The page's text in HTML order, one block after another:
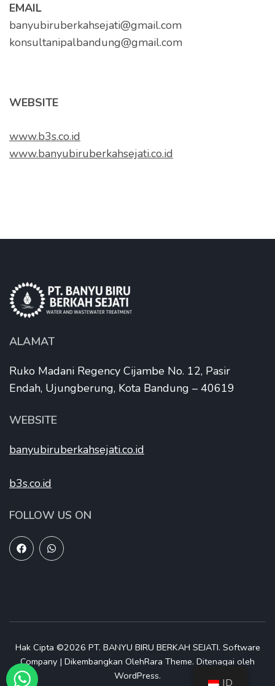
EMAIL
banyubiruberkahsejati@gmail.com
konsultanipalbandung@gmail.com
WEBSITE
www.b3s.co.id
www.banyubiruberkahsejati.co.id
ALAMAT
Ruko Madani Regency Cijambe No. 12, Pasir
Endah, Ujungberung, Kota Bandung – 40619
WEBSITE
banyubiruberkahsejati.co.id
b3s.co.id
FOLLOW US ON
Hak Cipta ©2026 PT. BANYU BIRU BERKAH SEJATI. Software
Company | Dikembangkan OlehRara Theme. Ditenagai oleh
WordPress.
ID